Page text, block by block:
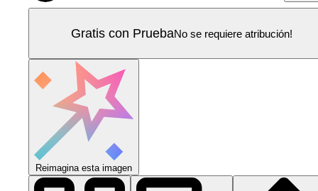
Gratis con PruebaNo se requiere atribución!
Reimagina esta imagen